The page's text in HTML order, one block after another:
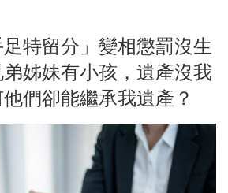
特留分」變相懲罰沒生
姊妹有小孩，遺產沒我
們卻能繼承我遺產？